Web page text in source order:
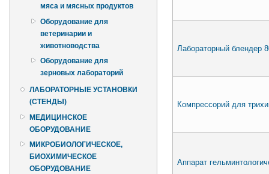
мяса и мясных продуктов
Оборудование для
ветеринарии и
животноводства
Оборудование для
зерновых лабораторий
ЛАБОРАТОРНЫЕ УСТАНОВКИ
(СТЕНДЫ)
МЕДИЦИНСКОЕ
ОБОРУДОВАНИЕ
МИКРОБИОЛОГИЧЕСКОЕ,
БИОХИМИЧЕСКОЕ
ОБОРУДОВАНИЕ
Лабораторный блендер
Компрессорий для
Аппарат